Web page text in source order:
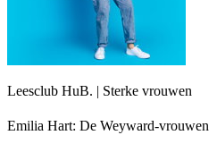
Leesclub HuB. | Sterke vrouwen
Emilia Hart: De Weyward-vrouwen